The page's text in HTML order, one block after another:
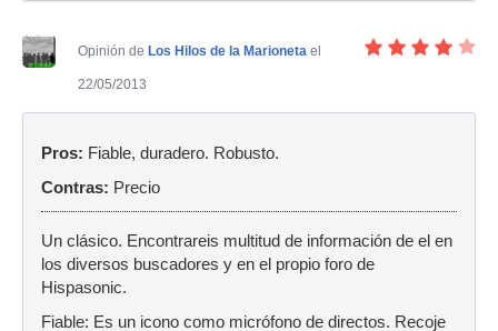
Opinión de Los Hilos de la Marioneta el
22/05/2013
Pros: Fiable, duradero. Robusto.
Contras: Precio
Un clásico. Encontrareis multitud de información de el en
los diversos buscadores y en el propio foro de
Hispasonic.
Fiable: Es un icono como micrófono de directos. Recoje